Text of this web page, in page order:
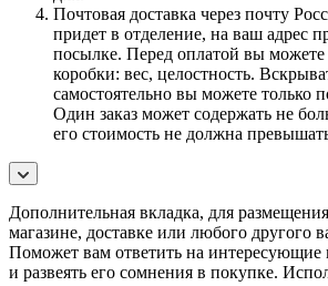
Почтовая доставка через почту
придет в отделение, на ваш адрес
посылке. Перед оплатой вы можете
коробки: вес, целостность.
самостоятельно вы можете только
Один заказ может содержать не
его стоимость не должна
Дополнительная вкладка, для
магазине, доставке или любого другого
Поможет вам ответить на интересующие
и развеять его сомнения в покупке.